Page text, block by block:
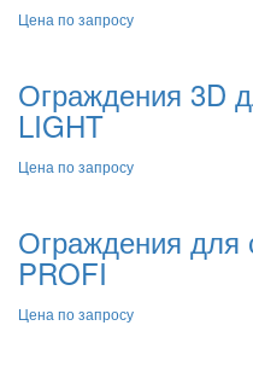
Цена по запросу
Ограждения 3D
LIGHT
Цена по запросу
Ограждения для
PROFI
Цена по запросу